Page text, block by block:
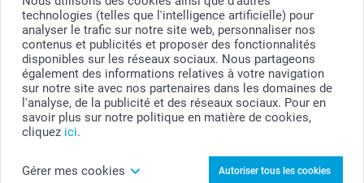
technologies (telles que l'intelligence artificielle) pour
analyser le trafic sur notre site web, personnaliser nos
contenus et publicités et proposer des fonctionnalités
disponibles sur les réseaux sociaux. Nous partageons
également des informations relatives à votre navigation
sur notre site avec nos partenaires dans les domaines de
l'analyse, de la publicité et des réseaux sociaux. Pour en
savoir plus sur notre politique en matière de cookies,
cliquez ici.
Gérer mes cookies Autoriser tous les cookies
Switzerland - Suomi - Sverige - United Kingdom
Other Countries
Tous les prix sont en francs suisses (CHF), TVA incluse et hors frais de port.